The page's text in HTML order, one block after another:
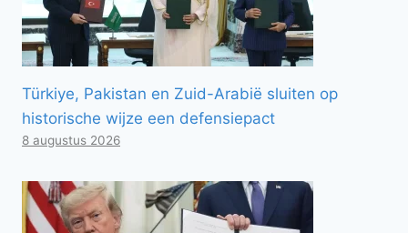
Türkiye, Pakistan en Zuid-Arabië sluiten op
historische wijze een defensiepact
8 augustus 2026